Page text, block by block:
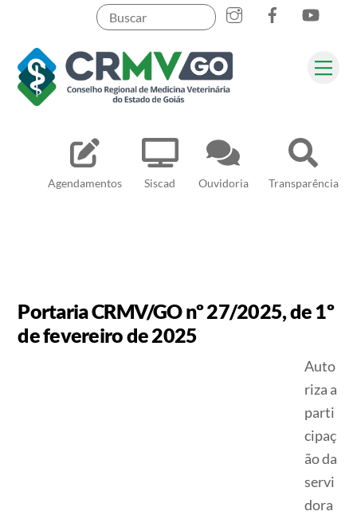
content
Agendamentos Siscad Ouvidoria Transparência
Pesquisar
Portaria CRMV/GO nº 27/2025, de 1º
de fevereiro de 2025
Auto
riza a
parti
cipaç
ão da
servi
dora